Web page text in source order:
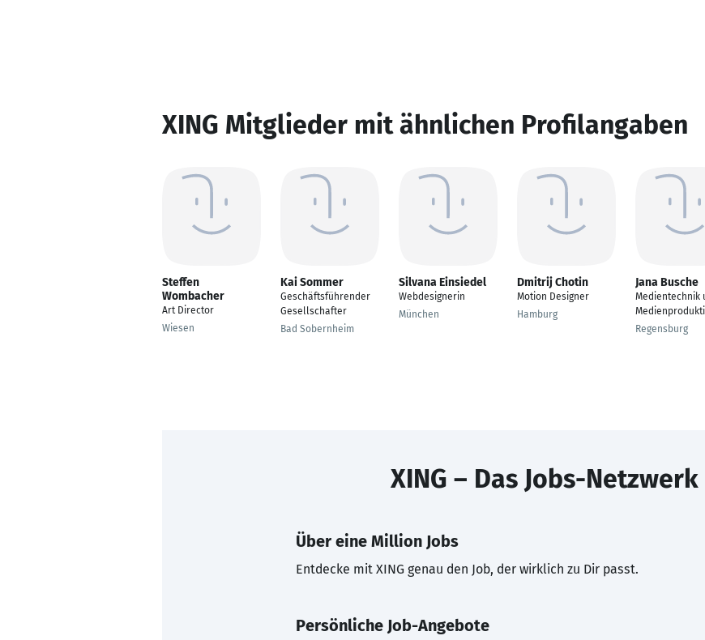
XING Mitglieder mit ähnlichen Profilangaben
Steffen
Wombacher
Art Director
Wiesen
Kai Sommer
Geschäftsführender
Gesellschafter
Bad Sobernheim
Silvana Einsiedel
Webdesignerin
München
Dmitrij Chotin
Motion Designer
Hamburg
Jana Busche
Medientechnik
Regensburg
XING – Das Jobs-Netzwerk
Über eine Million Jobs
Entdecke mit XING genau den Job, der wirklich zu Dir passt.
Persönliche Job-Angebote